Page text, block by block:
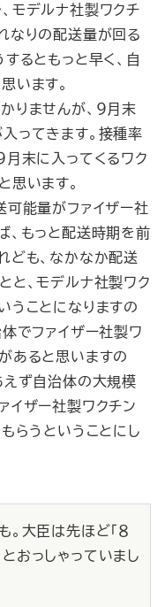
モデルナ社製ワクチ
なりの配送量が回る
るともっと早く、自
います。
りませんが、９月末
ってきます。接種率
月末に入ってくるワク
思います。
能量がファイザー社
、もっと配送時期を前
ども、なかなか配送
と、モデルナ社製ワク
うことになりますの
でファイザー社製ワ
あると思いますの
えず自治体の大規模
イザー社製ワクチン
らうということにし
。大臣は先ほど「８
おっしゃっていまし